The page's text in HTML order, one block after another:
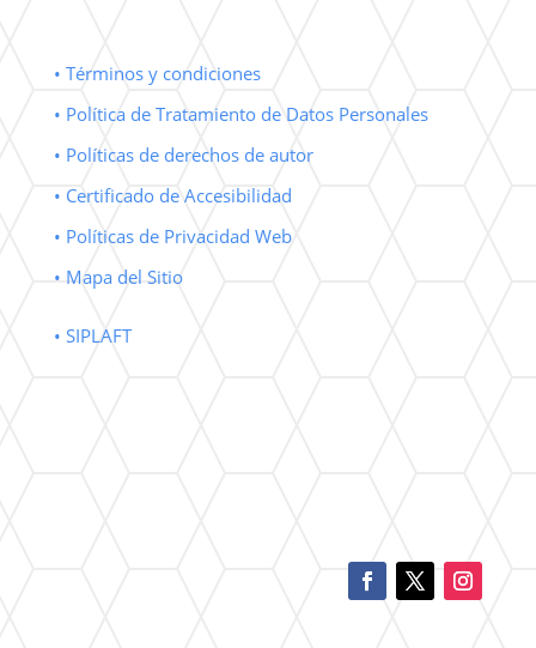
• Términos y condiciones
• Política de Tratamiento de Datos Personales
• Políticas de derechos de autor
• Certificado de Accesibilidad
• Políticas de Privacidad Web
• Mapa del Sitio
• SIPLAFT